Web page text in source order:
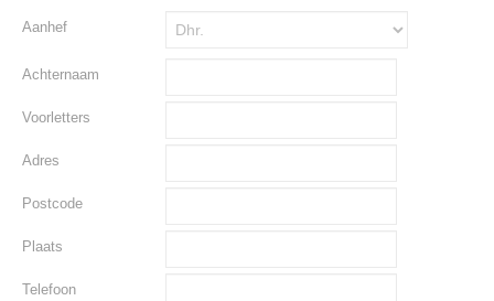
Aanhef
Achternaam
Voorletters
Adres
Postcode
Plaats
Telefoon